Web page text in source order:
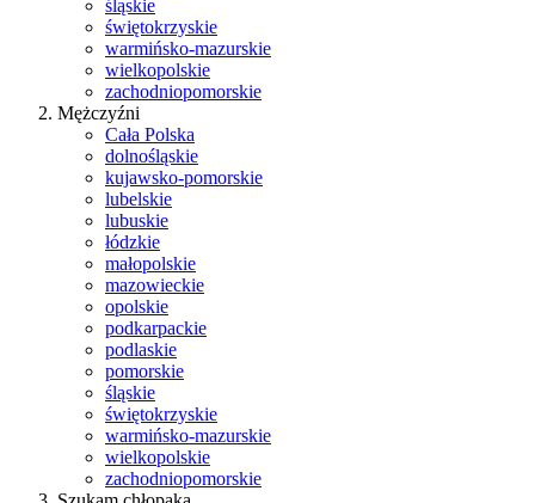
śląskie
świętokrzyskie
warmińsko-mazurskie
wielkopolskie
zachodniopomorskie
Mężczyźni
Cała Polska
dolnośląskie
kujawsko-pomorskie
lubelskie
lubuskie
łódzkie
małopolskie
mazowieckie
opolskie
podkarpackie
podlaskie
pomorskie
śląskie
świętokrzyskie
warmińsko-mazurskie
wielkopolskie
zachodniopomorskie